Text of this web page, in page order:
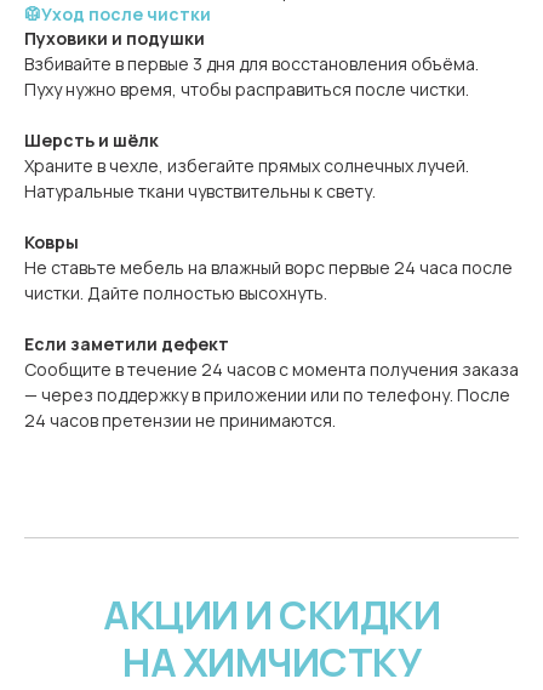
🥼Уход после чистки
Пуховики и подушки
Взбивайте в первые 3 дня для восстановления объёма.
Пуху нужно время, чтобы расправиться после чистки.
Шерсть и шёлк
Храните в чехле, избегайте прямых солнечных лучей.
Натуральные ткани чувствительны к свету.
Ковры
Не ставьте мебель на влажный ворс первые 24 часа после
чистки. Дайте полностью высохнуть.
Если заметили дефект
Сообщите в течение 24 часов с момента получения заказа
— через поддержку в приложении или по телефону. После
24 часов претензии не принимаются.
АКЦИИ И СКИДКИ
НА ХИМЧИСТКУ